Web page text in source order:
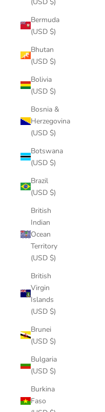
Bermuda
(USD $)
Bhutan
(USD $)
Bolivia
(USD $)
Bosnia &
Herzegovina
(USD $)
Botswana
(USD $)
Brazil
(USD $)
British
Indian
Ocean
Territory
(USD $)
British
Virgin
Islands
(USD $)
Brunei
(USD $)
Bulgaria
(USD $)
Burkina
Faso